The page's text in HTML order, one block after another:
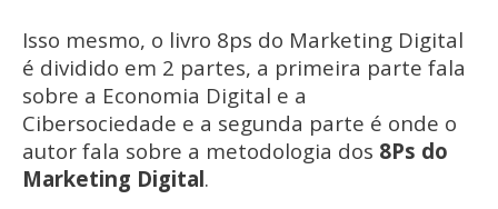
Isso mesmo, o livro 8ps do Marketing Digital
é dividido em 2 partes, a primeira parte fala
sobre a Economia Digital e a
Cibersociedade e a segunda parte é onde o
autor fala sobre a metodologia dos 8Ps do
Marketing Digital.